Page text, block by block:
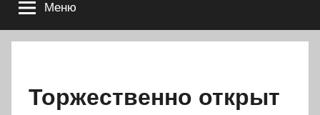
Меню
Торжественно открыт